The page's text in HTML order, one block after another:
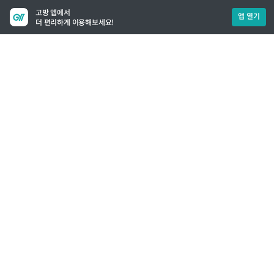
고방 앱에서
더 편리하게 이용해보세요!
앱 열기